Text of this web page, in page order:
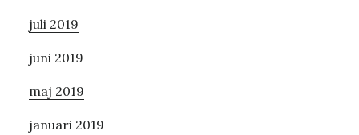
juli 2019
juni 2019
maj 2019
januari 2019